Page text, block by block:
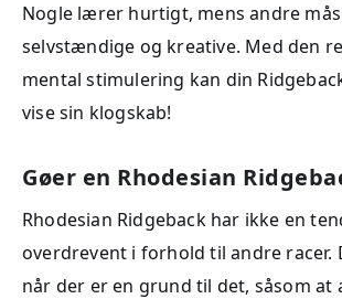
Nogle lærer hurtigt, mens andre
selvstændige og kreative. Med den
mental stimulering kan din
vise sin klogskab!
Gøer en Rhodesian
Rhodesian Ridgeback har ikke en
overdrevent i forhold til andre racer.
når der er en grund til det, såsom at